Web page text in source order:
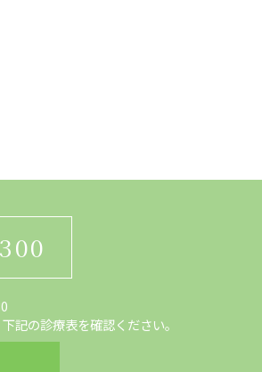
記の診療表を確認ください。